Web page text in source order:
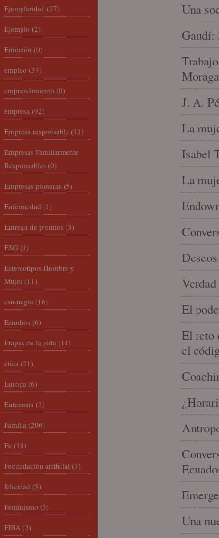
Una
Gaudí:
J. A.
La
Isabel
La
El
El reto
el
Una
Ejemplaridad (27)
Ejemplo (2)
Emoción (0)
empleo (37)
emprendimiento (0)
empresa (92)
Empresa responsable (11)
Empresas Familiarmente
Responsables (0)
Empresas pioneras (5)
Enfermedad (1)
Entrega de premios (3)
ESG (1)
Estereotipos Hombre y
Mujer (11)
estrategia (16)
Estudios (6)
Etapas de la vida (14)
ética (21)
Europa (6)
Eutanasia (2)
Familia (206)
Fe (18)
Fecundación artificial (3)
felicidad (5)
Feminismo (3)
FIBA (2)